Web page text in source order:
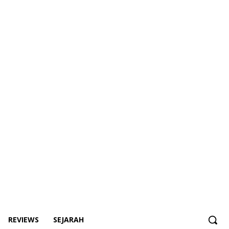
REVIEWS SEJARAH